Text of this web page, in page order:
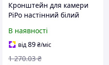
Кронштейн для камери
PiPo настінний білий
відеоспостереження
кріплення для камери
безпеки BUV
В наявності
від89₴/міс
1 270.03 ₴